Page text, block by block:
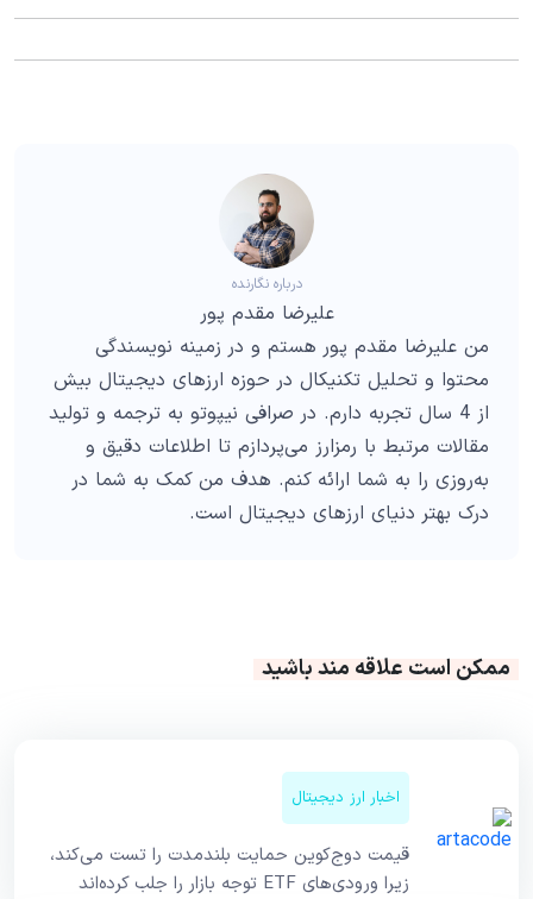
درباره نگارنده
علیرضا مقدم پور
من علیرضا مقدم پور هستم و در زمینه نویسندگی
محتوا و تحلیل تکنیکال در حوزه ارزهای دیجیتال بیش
از 4 سال تجربه دارم. در صرافی نیپوتو به ترجمه و تولید
مقالات مرتبط با رمزارز می‌پردازم تا اطلاعات دقیق و
به‌روزی را به شما ارائه کنم. هدف من کمک به شما در
درک بهتر دنیای ارزهای دیجیتال است.
ممکن است علاقه مند باشید
اخبار ارز دیجیتال
قیمت دوج‌کوین حمایت بلندمدت را تست می‌کند،
زیرا ورودی‌های ETF توجه بازار را جلب کرده‌اند